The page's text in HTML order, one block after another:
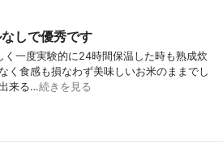
しで優秀です
く一度実験的に24時間保温した時も熟成炊
く食感も損なわず美味しいお米のままでし
来る…続きを見る